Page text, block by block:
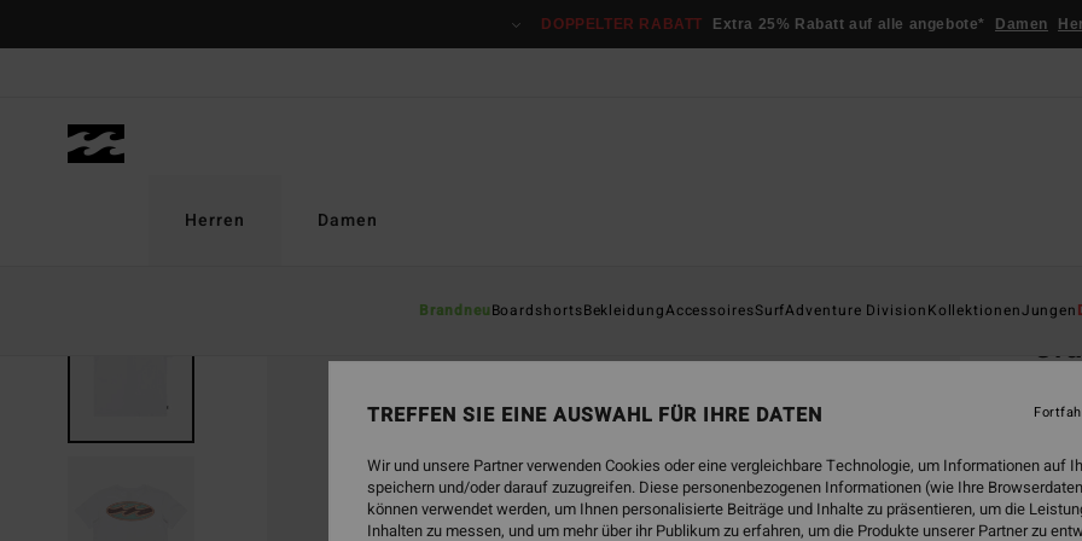
DOPPELTER RABATT Extra 25% Rabatt auf alle angebote* Damen
Herren
BrandneuBoardshortsBekleidungAccessoiresSurfAdventure DivisionKollektionenJungen
Damen
€
€
SALE
TREFFEN SIE EINE AUSWAHL FÜR IHRE DATEN
Wir und unsere Partner verwenden Cookies oder eine vergleichbare Technologie, um Informationen auf
speichern und/oder darauf zuzugreifen. Diese personenbezogenen Informationen (wie Ihre
können verwendet werden, um Ihnen personalisierte Beiträge und Inhalte zu präsentieren, um die
Inhalten zu messen, und um mehr über ihr Publikum zu erfahren, um die Produkte unserer Partner zu